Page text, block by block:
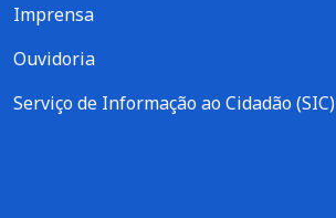
Imprensa
Ouvidoria
Serviço de Informação ao Cidadão (SIC)